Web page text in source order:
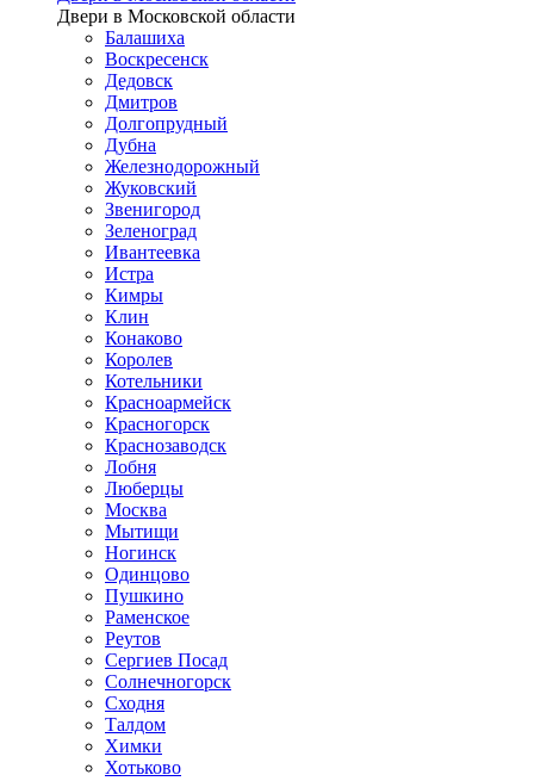
Двери в Московской области
Балашиха
Воскресенск
Дедовск
Дмитров
Долгопрудный
Дубна
Железнодорожный
Жуковский
Звенигород
Зеленоград
Ивантеевка
Истра
Кимры
Клин
Конаково
Королев
Котельники
Красноармейск
Красногорск
Краснозаводск
Лобня
Люберцы
Москва
Мытищи
Ногинск
Одинцово
Пушкино
Раменское
Реутов
Сергиев Посад
Солнечногорск
Сходня
Талдом
Химки
Хотьково